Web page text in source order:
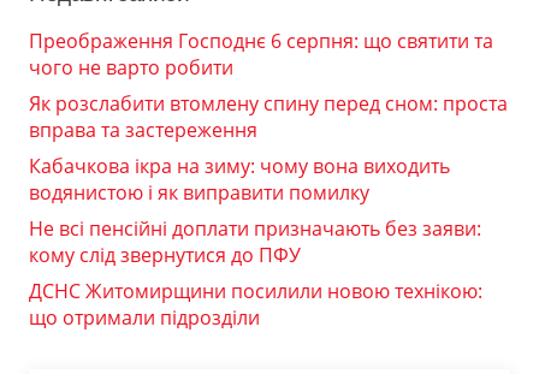
Преображення Господнє 6 серпня: що святити та
чого не варто робити
Як розслабити втомлену спину перед сном: проста
вправа та застереження
Кабачкова ікра на зиму: чому вона виходить
водянистою і як виправити помилку
Не всі пенсійні доплати призначають без заяви:
кому слід звернутися до ПФУ
ДСНС Житомирщини посилили новою технікою:
що отримали підрозділи